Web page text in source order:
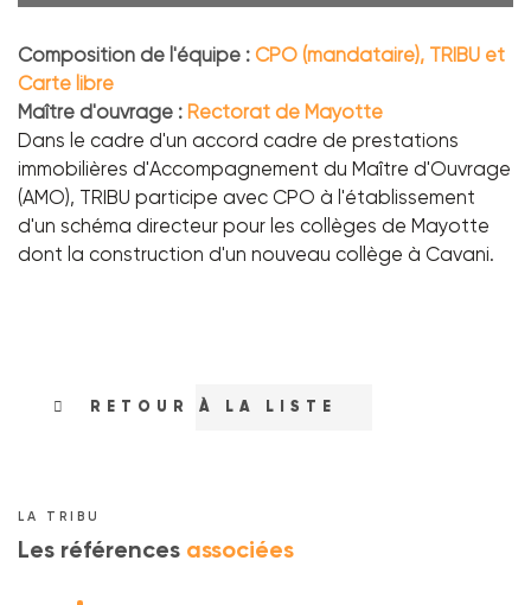
Composition de l'équipe : CPO (mandataire), TRIBU et
Carte libre
Maître d'ouvrage : Rectorat de Mayotte
Dans le cadre d'un accord cadre de prestations
immobilières d'Accompagnement du Maître d'Ouvrage
(AMO), TRIBU participe avec CPO à l'établissement
d'un schéma directeur pour les collèges de Mayotte
dont la construction d'un nouveau collège à Cavani.
RETOUR À LA LISTE
LA TRIBU
Les références associées